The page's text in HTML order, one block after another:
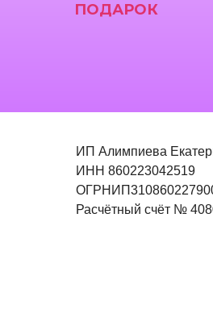
ПОДАРОК
ИП Алимпиева
ИНН 860223042519
Расчётный счёт №